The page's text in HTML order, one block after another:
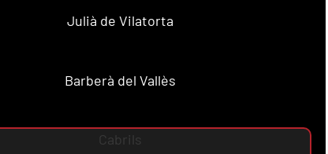
Julià de Vilatorta
Barberà del Vallès
Cabrils